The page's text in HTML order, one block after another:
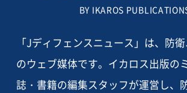
BY IKAROS
「Jディフェンスニュース」は、防
のウェブ媒体です。イカロス出版の
誌・書籍の編集スタッフが運営し、